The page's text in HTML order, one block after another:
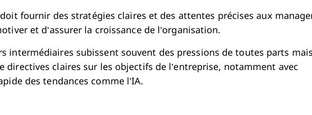
fournir des stratégies claires et des attentes précises aux
et d’assurer la croissance de l’organisation.
intermédiaires subissent souvent des pressions de toutes parts mais
directives claires sur les objectifs de l’entreprise, notamment avec
des tendances comme l’IA.